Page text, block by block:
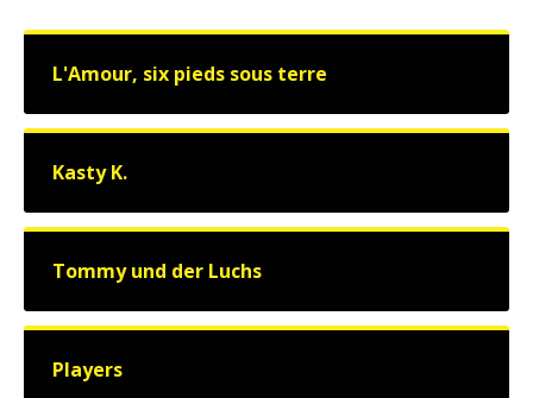
L'Amour, six pieds sous terre
Kasty K.
Tommy und der Luchs
Players